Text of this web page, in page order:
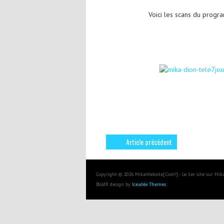
Voici les scans du
Article précédent
Copyright © 2026 MikaWebsite[.Com!] - Le 1er site sur
BoldR design by Iceable Themes.